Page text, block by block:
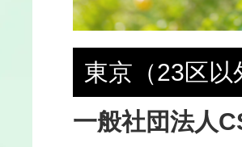
東京（23区以
一般社団法人